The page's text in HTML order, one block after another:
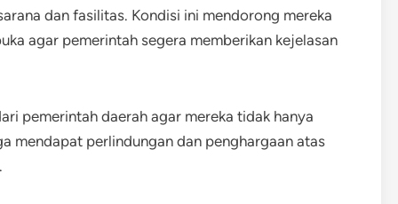
dan fasilitas. Kondisi ini mendorong mereka
agar pemerintah segera memberikan kejelasan
pemerintah daerah agar mereka tidak hanya
mendapat perlindungan dan penghargaan atas